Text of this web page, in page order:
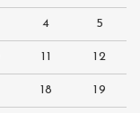
4 5
11 12
18 19